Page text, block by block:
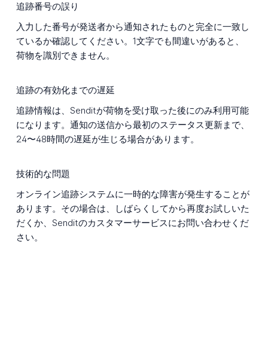
追跡番号の誤り
入力した番号が発送者から通知されたものと完全に一致し
ているか確認してください。1文字でも間違いがあると、
荷物を識別できません。
追跡の有効化までの遅延
追跡情報は、Senditが荷物を受け取った後にのみ利用可能
になります。通知の送信から最初のステータス更新まで、
24〜48時間の遅延が生じる場合があります。
技術的な問題
オンライン追跡システムに一時的な障害が発生することが
あります。その場合は、しばらくしてから再度お試しいた
だくか、Senditのカスタマーサービスにお問い合わせくだ
さい。